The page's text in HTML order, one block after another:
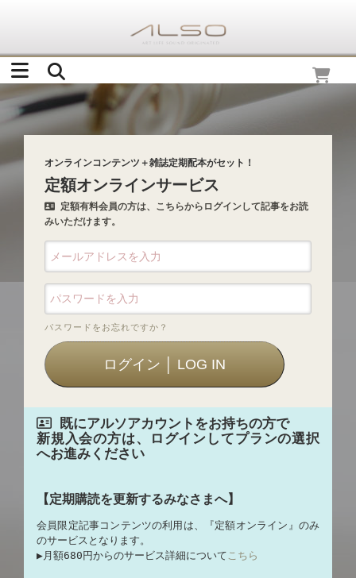
オンラインコンテンツ＋雑誌定期配本がセット！
定額オンラインサービス
定額有料会員の方は、こちらからログインして記事をお読
みいただけます。
パスワードをお忘れですか？
既にアルソアカウントをお持ちの方で
新規入会の方は、ログインしてプランの選択
へお進みください
【定期購読を更新するみなさまへ】
会員限定記事コンテンツの利用は、『定額オンライン』のみ
のサービスとなります。
▶︎月額680円からのサービス詳細についてこちら